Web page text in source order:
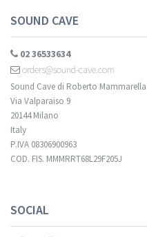
SOUND CAVE
02 36533634
orders@sound-cave.com
Sound Cave di Roberto Mammarella
Via Valparaiso 9
20144 Milano
Italy
P.IVA 08306900963
COD. FIS. MMMRRT68L29F205J
SOCIAL